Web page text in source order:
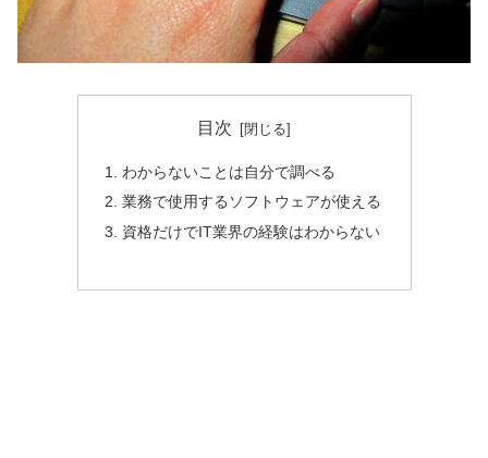
目次
わからないことは自分で調べる
業務で使用するソフトウェアが使える
資格だけでIT業界の経験はわからない